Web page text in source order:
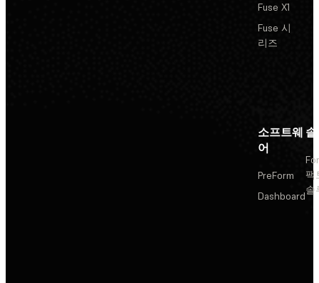
Fuse X1
Fuse 시
리즈
소프트웨
어
PreForm
Dashboard
팩
솔